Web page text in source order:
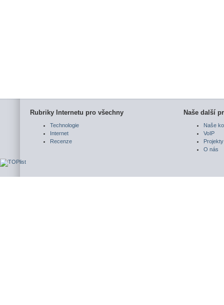
Rubriky Internetu pro všechny
Technologie
Internet
Recenze
Naše další
Naše
VoIP
Projekty
O nás